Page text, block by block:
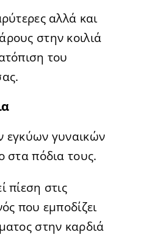
αλλά και
στην κοιλιά
του
εγκύων γυναικών
στα πόδια τους.
πίεση στις
που εμποδίζει
στην καρδιά